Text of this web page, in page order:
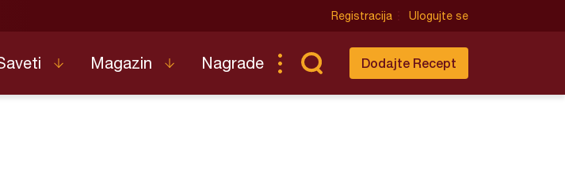
Registracija Ulogujte se
Magazin Nagrade Dodajte Recept